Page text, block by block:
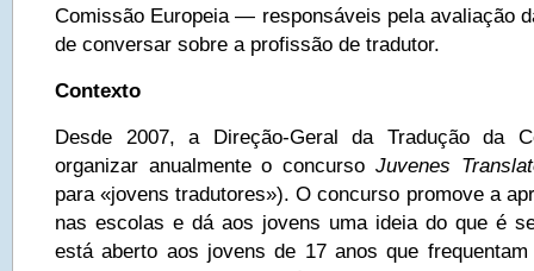
Comissão Europeia — responsáveis pela avaliação
de conversar sobre a profissão de tradutor.
Contexto
Desde 2007, a Direção-Geral da Tradução da
organizar anualmente o concurso Juvenes
para «jovens tradutores»). O concurso promove a
nas escolas e dá aos jovens uma ideia do que é
está aberto aos jovens de 17 anos que